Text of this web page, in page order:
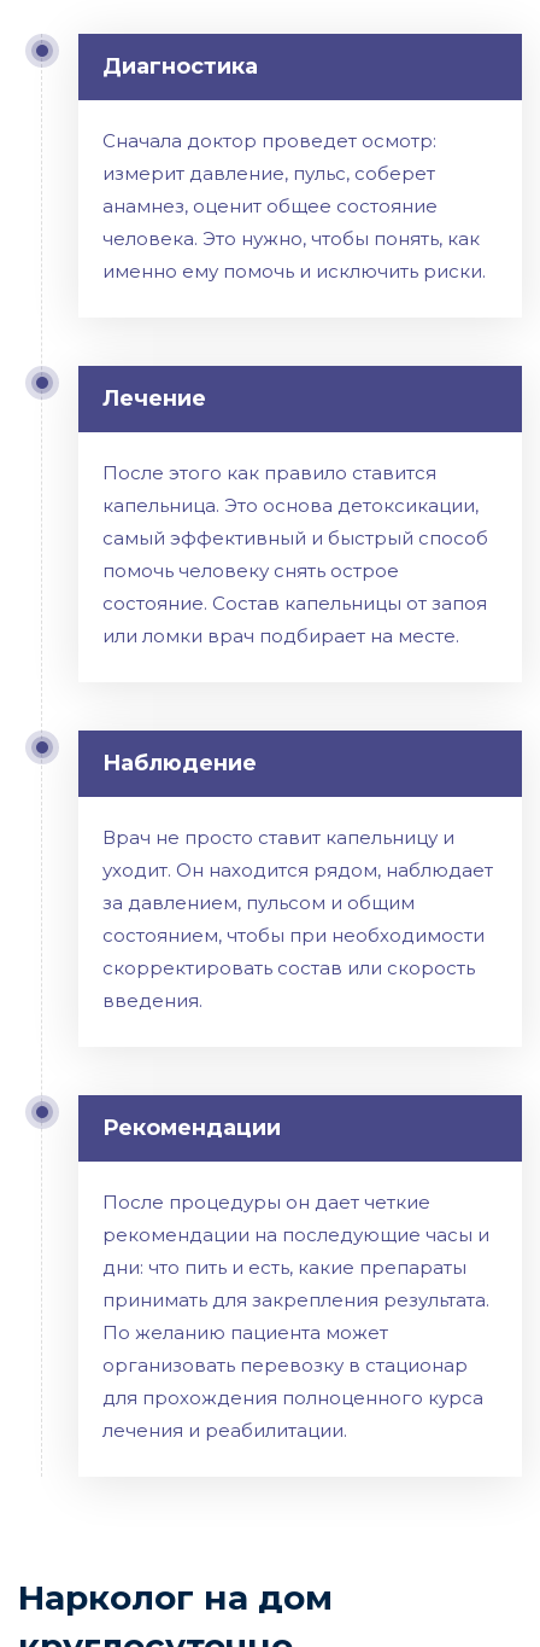
Диагностика
Сначала доктор проведет осмотр:
измерит давление, пульс, соберет
анамнез, оценит общее состояние
человека. Это нужно, чтобы понять, как
именно ему помочь и исключить риски.
Лечение
После этого как правило ставится
капельница. Это основа детоксикации,
самый эффективный и быстрый способ
помочь человеку снять острое
состояние. Состав капельницы от запоя
или ломки врач подбирает на месте.
Наблюдение
Врач не просто ставит капельницу и
уходит. Он находится рядом, наблюдает
за давлением, пульсом и общим
состоянием, чтобы при необходимости
скорректировать состав или скорость
введения.
Рекомендации
После процедуры он дает четкие
рекомендации на последующие часы и
дни: что пить и есть, какие препараты
принимать для закрепления результата.
По желанию пациента может
организовать перевозку в стационар
для прохождения полноценного курса
лечения и реабилитации.
Нарколог на дом